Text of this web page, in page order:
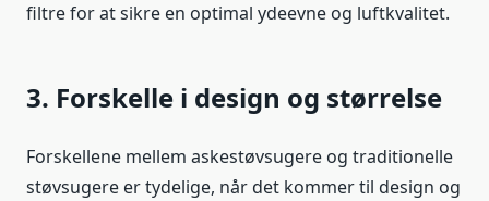
filtre for at sikre en optimal ydeevne og luftkvalitet.
3. Forskelle i design og størrelse
Forskellene mellem askestøvsugere og traditionelle
støvsugere er tydelige, når det kommer til design og